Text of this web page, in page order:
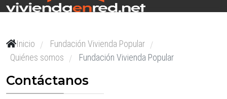
Inicio / Fundación Vivienda Popular /
Quiénes somos / Fundación Vivienda Popular
Contáctanos